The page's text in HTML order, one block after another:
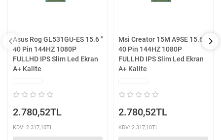
Asus Rog GL531GU-ES 15.6 ''
40 Pin 144HZ 1080P
FULLHD IPS Slim Led Ekran
A+ Kalite
2.780,52TL
KDV: 2.317,10TL
Msi Creator 15M A9SE 15.6 ''
40 Pin 144HZ 1080P
FULLHD IPS Slim Led Ekran
A+ Kalite
2.780,52TL
KDV: 2.317,10TL